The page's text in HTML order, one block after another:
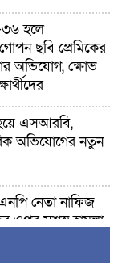
হলে
ছবি প্রেমিকের
অভিযোগ, ক্ষোভ
এসআরবি,
অভিযোগের নতুন
নেতা নাফিজ
ওপর সশস্ত্র হামলা,